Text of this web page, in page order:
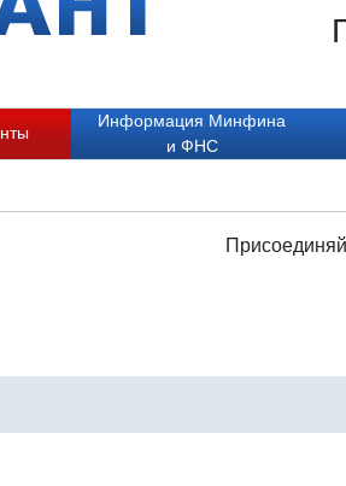
Информация Минфина
и ФНС